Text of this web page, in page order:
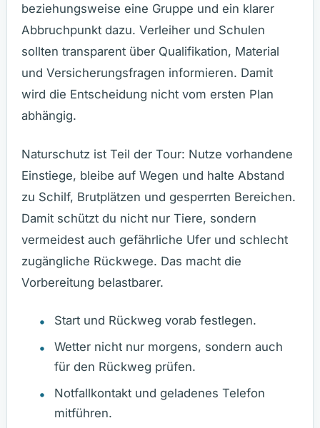
beziehungsweise eine Gruppe und ein klarer
Abbruchpunkt dazu. Verleiher und Schulen
sollten transparent über Qualifikation, Material
und Versicherungsfragen informieren. Damit
wird die Entscheidung nicht vom ersten Plan
abhängig.
Naturschutz ist Teil der Tour: Nutze vorhandene
Einstiege, bleibe auf Wegen und halte Abstand
zu Schilf, Brutplätzen und gesperrten Bereichen.
Damit schützt du nicht nur Tiere, sondern
vermeidest auch gefährliche Ufer und schlecht
zugängliche Rückwege. Das macht die
Vorbereitung belastbarer.
Start und Rückweg vorab festlegen.
Wetter nicht nur morgens, sondern auch
für den Rückweg prüfen.
Notfallkontakt und geladenes Telefon
mitführen.